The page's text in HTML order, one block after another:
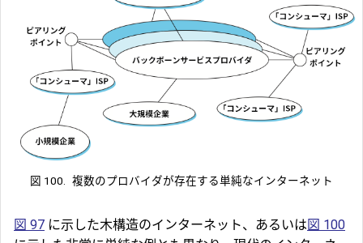
図 100. 複数のプロバイダが存在する単純なインターネット
図 97 に示した木構造のインターネット、あるいは図 100